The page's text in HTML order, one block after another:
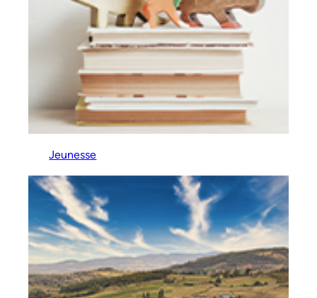
Jeunesse